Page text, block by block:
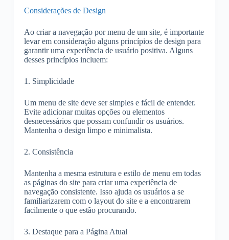
Considerações de Design
Ao criar a navegação por menu de um site, é importante
levar em consideração alguns princípios de design para
garantir uma experiência de usuário positiva. Alguns
desses princípios incluem:
1. Simplicidade
Um menu de site deve ser simples e fácil de entender.
Evite adicionar muitas opções ou elementos
desnecessários que possam confundir os usuários.
Mantenha o design limpo e minimalista.
2. Consistência
Mantenha a mesma estrutura e estilo de menu em todas
as páginas do site para criar uma experiência de
navegação consistente. Isso ajuda os usuários a se
familiarizarem com o layout do site e a encontrarem
facilmente o que estão procurando.
3. Destaque para a Página Atual